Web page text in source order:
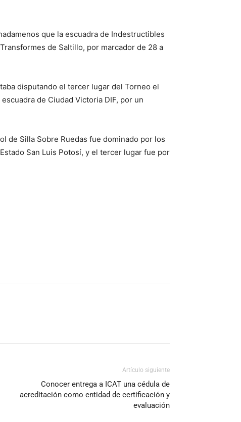
que la escuadra de Indestructibles
de Saltillo, por marcador de 28 a
disputando el tercer lugar del Torneo el
de Ciudad Victoria DIF, por un
de Silla Sobre Ruedas fue dominado por los
San Luis Potosí, y el tercer lugar fue por
Artículo siguiente
Conocer entrega a ICAT una cédula de
acreditación como entidad de certificación y
evaluación